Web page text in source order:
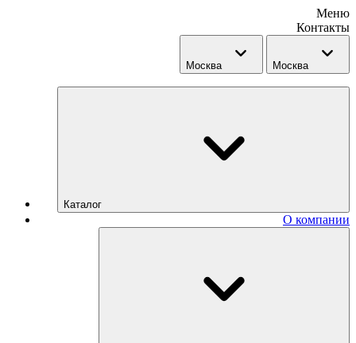
Меню
Контакты
Москва Москва
Каталог
О компании